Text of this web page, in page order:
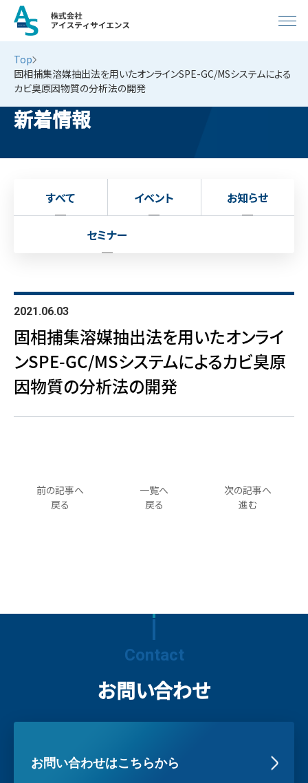
Top
固相捕集溶媒抽出法を用いたオンラインSPE-GC/MSシステムによる
カビ臭原因物質の分析法の開発
新着情報
すべて イベント お知らせ
セミナー
2021.06.03
固相捕集溶媒抽出法を用いたオンライ
ンSPE-GC/MSシステムによるカビ臭原
因物質の分析法の開発
一覧へ
戻る
前の記事へ
戻る
次の記事へ
進む
Contact
お問い合わせ
お問い合わせはこちらから